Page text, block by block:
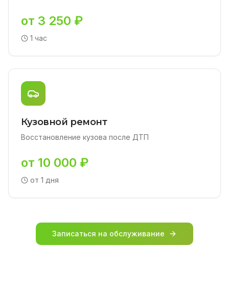
от 3 250 ₽
1 час
Кузовной ремонт
Восстановление кузова после ДТП
от 10 000 ₽
от 1 дня
Записаться на обслуживание